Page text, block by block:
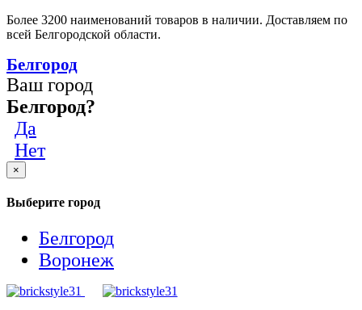
Более 3200 наименований товаров в наличии. Доставляем по
всей Белгородской области.
Белгород
Ваш город
Белгород?
Да
Нет
×
Выберите город
Белгород
Воронеж